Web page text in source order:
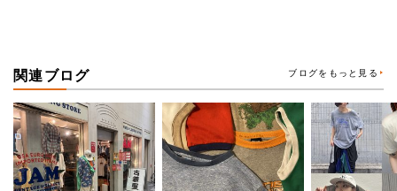
関連ブログ ブログをもっと見る